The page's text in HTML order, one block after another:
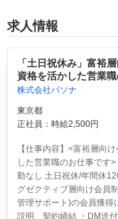
求人情報
「土日祝休み」富裕
資格を活かした営業
株式会社パソナ
東京都
正社員：時給2,500円
【仕事内容】<富裕層向
した営業職のお仕事です
勤なし 土日祝休/年間休
グゼクティブ層向け会員
管理サポート)の会員獲得
説明、契約締結 ・DM送